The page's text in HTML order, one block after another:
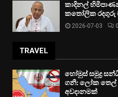
කාදිනල්
කතෝලික රදගුරු
2026-07-03 0
TRAVEL
හෝමුස් සමුද්‍ර
ගනී: ලෝක තෙල්
අවදානමක්